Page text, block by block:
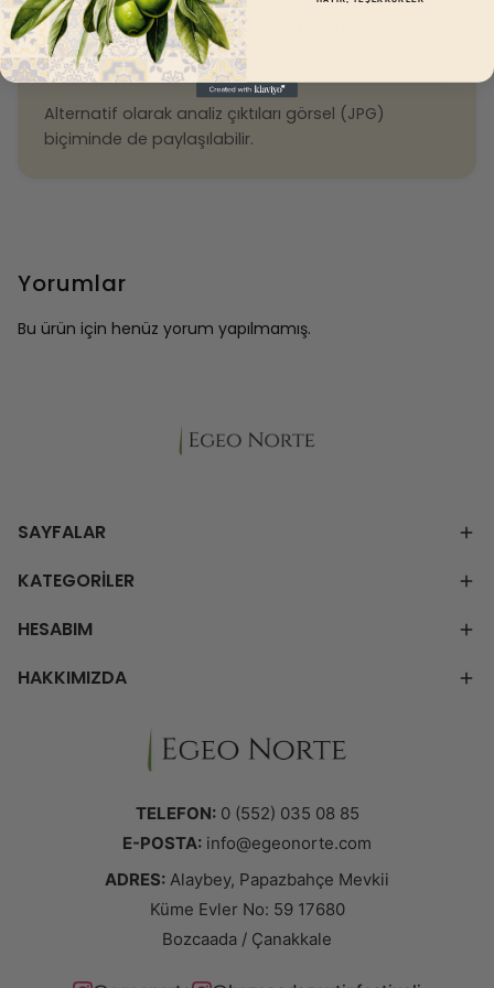
📄 Analiz Raporlarını Görüntüle (Google
Drive)
Alternatif olarak analiz çıktıları görsel (JPG)
biçiminde de paylaşılabilir.
Yorumlar
Bu ürün için henüz yorum yapılmamış.
SAYFALAR
KATEGORİLER
HESABIM
HAKKIMIZDA
TELEFON:0 (552) 035 08 85
E-POSTA: info@egeonorte.com
ADRES: Alaybey, Papazbahçe Mevkii
Küme Evler No: 59 17680
Bozcaada / Çanakkale